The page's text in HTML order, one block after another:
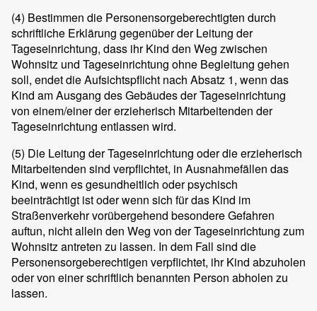
(4) Bestimmen die Personensorgeberechtigten durch
schriftliche Erklärung gegenüber der Leitung der
Tageseinrichtung, dass ihr Kind den Weg zwischen
Wohnsitz und Tageseinrichtung ohne Begleitung gehen
soll, endet die Aufsichtspflicht nach Absatz 1, wenn das
Kind am Ausgang des Gebäudes der Tageseinrichtung
von einem/einer der erzieherisch Mitarbeitenden der
Tageseinrichtung entlassen wird.
(5) Die Leitung der Tageseinrichtung oder die erzieherisch
Mitarbeitenden sind verpflichtet, in Ausnahmefällen das
Kind, wenn es gesundheitlich oder psychisch
beeinträchtigt ist oder wenn sich für das Kind im
Straßenverkehr vorübergehend besondere Gefahren
auftun, nicht allein den Weg von der Tageseinrichtung zum
Wohnsitz antreten zu lassen. In dem Fall sind die
Personensorgeberechtigen verpflichtet, ihr Kind abzuholen
oder von einer schriftlich benannten Person abholen zu
lassen.